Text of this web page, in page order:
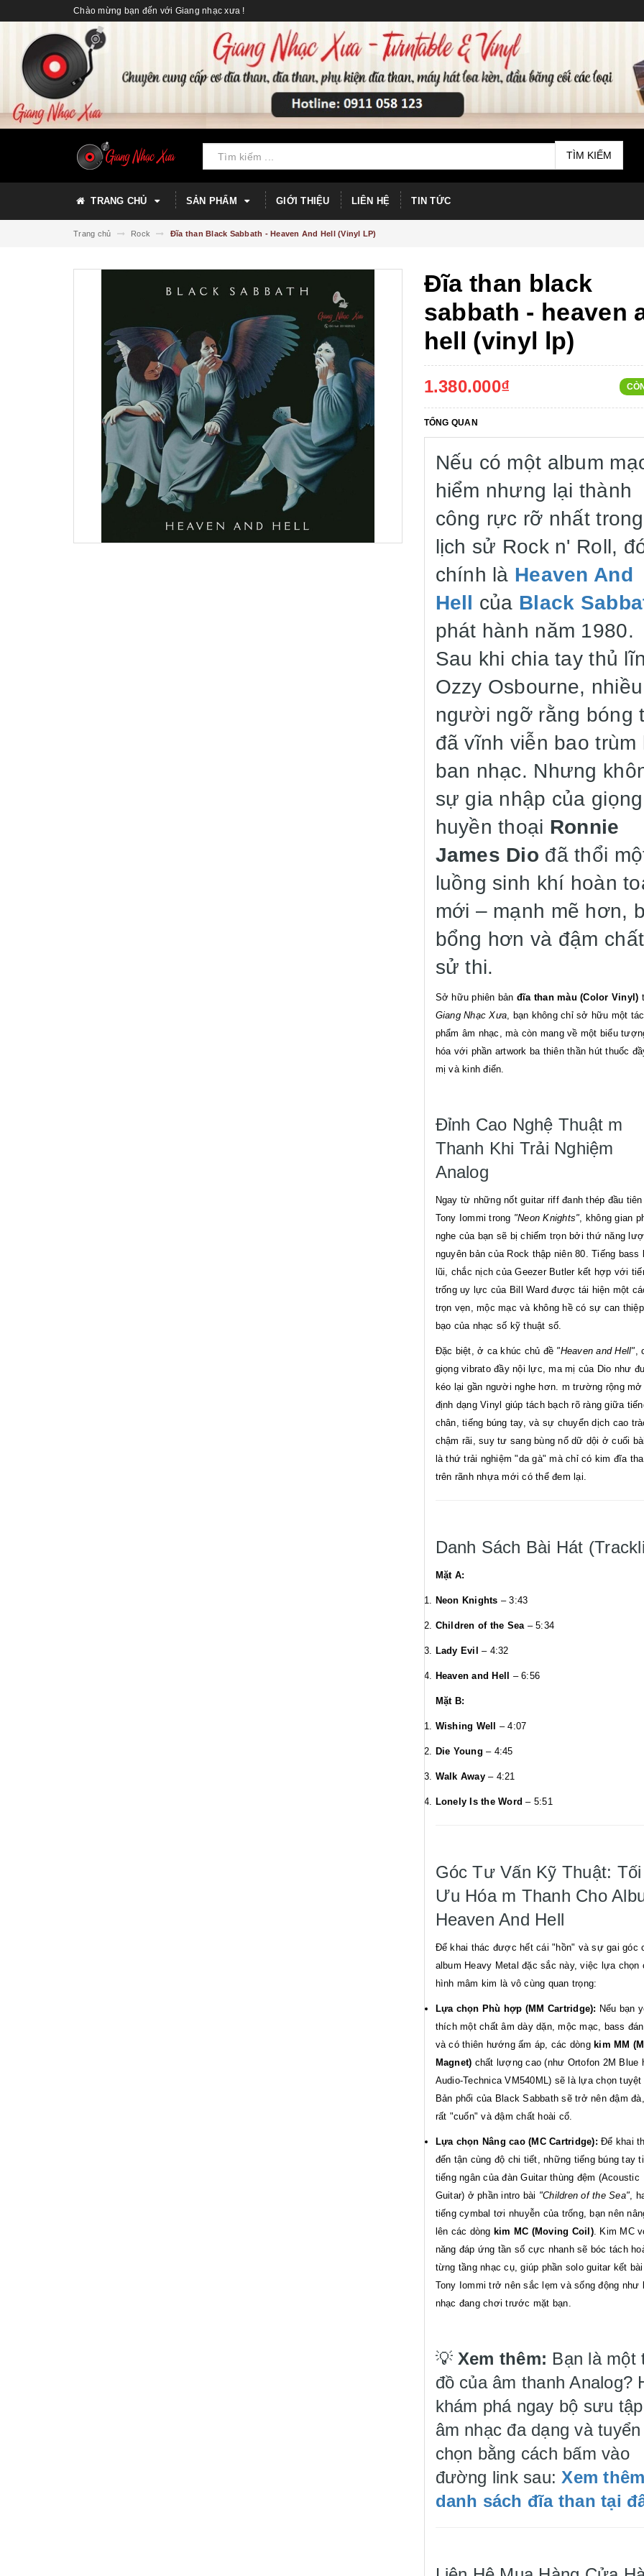
Chào mừng bạn đến với Giang nhạc xưa !
TÌM KIẾM
TRANG CHỦ SẢN PHẨM GIỚI THIỆU LIÊN HỆ TIN TỨC
Trang chủ Rock Đĩa than Black Sabbath - Heaven And Hell (Vinyl LP)
Đĩa than black
sabbath - heaven
hell (vinyl lp)
1.380.000₫
TỔNG QUAN
Nếu có một album
hiểm nhưng lại thành
công rực rỡ nhất trong
lịch sử Rock n' Roll,
chính là Heaven And
Hell
của Black
phát hành năm 1980.
Sau khi chia tay thủ
Ozzy Osbourne, nhiều
người ngỡ rằng bóng
đã vĩnh viễn bao trùm
ban nhạc. Nhưng
sự gia nhập của
huyền thoại Ronnie
James Dio đã thổi
luồng sinh khí hoàn
mới – mạnh mẽ hơn,
bổng hơn và đậm chất
sử thi.
Sở hữu phiên bản đĩa than màu (Color Vinyl)
Giang Nhạc Xưa, bạn không chỉ sở hữu một tác
phẩm âm nhạc, mà còn mang về một biểu
hóa với phần artwork ba thiên thần hút thuốc
mị và kinh điển.
Đỉnh Cao Nghệ Thuật m
Thanh Khi Trải Nghiệm
Analog
Ngay từ những nốt guitar riff đanh thép đầu
Tony Iommi trong "Neon Knights", không gian
nghe của bạn sẽ bị chiếm trọn bởi thứ năng
nguyên bản của Rock thập niên 80. Tiếng bass
lũi, chắc nịch của Geezer Butler kết hợp với
trống uy lực của Bill Ward được tái hiện một
trọn vẹn, mộc mạc và không hề có sự can
bạo của nhạc số kỹ thuật số.
Đặc biệt, ở ca khúc chủ đề "Heaven and Hell",
giọng vibrato đầy nội lực, ma mị của Dio như
kéo lại gần người nghe hơn. m trường rộng mở
định dạng Vinyl giúp tách bạch rõ ràng giữa
chân, tiếng búng tay, và sự chuyển dịch cao
chậm rãi, suy tư sang bùng nổ dữ dội ở cuối
là thứ trải nghiệm "da gà" mà chỉ có kim đĩa
trên rãnh nhựa mới có thể đem lại.
Danh Sách Bài Hát
Mặt A:
Neon Knights – 3:43
Children of the Sea– 5:34
Lady Evil – 4:32
Heaven and Hell – 6:56
Mặt B:
Wishing Well – 4:07
Die Young – 4:45
Walk Away– 4:21
Lonely Is the Word – 5:51
Góc Tư Vấn Kỹ Thuật: Tối
Ưu Hóa m Thanh Cho
Heaven And Hell
Để khai thác được hết cái "hồn" và sự gai góc
album Heavy Metal đặc sắc này, việc lựa chọn
hình mâm kim là vô cùng quan trọng:
Lựa chọn Phù hợp (MM Cartridge): Nếu bạn
thích một chất âm dày dặn, mộc mạc, bass
và có thiên hướng ấm áp, các dòng kim MM
Magnet) chất lượng cao (như Ortofon 2M Blue
Audio-Technica VM540ML) sẽ là lựa chọn
Bản phối của Black Sabbath sẽ trở nên đậm
rất "cuốn" và đậm chất hoài cổ.
Lựa chọn Nâng cao (MC Cartridge): Để khai
đến tận cùng độ chi tiết, những tiếng búng tay
tiếng ngân của đàn Guitar thùng đệm (Acoustic
Guitar) ở phần intro bài "Children of the Sea",
tiếng cymbal tơi nhuyễn của trống, bạn nên
lên các dòng kim MC (Moving Coil). Kim MC
năng đáp ứng tần số cực nhanh sẽ bóc tách
từng tầng nhạc cụ, giúp phần solo guitar kết
Tony Iommi trở nên sắc lẹm và sống động như
nhạc đang chơi trước mặt bạn.
💡 Xem thêm: Bạn là một
đồ của âm thanh Analog?
khám phá ngay bộ sưu tập
âm nhạc đa dạng và tuyển
chọn bằng cách bấm vào
đường link sau: Xem
danh sách đĩa than tại